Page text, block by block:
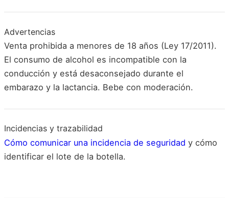
Advertencias
Venta prohibida a menores de 18 años (Ley 17/2011).
El consumo de alcohol es incompatible con la
conducción y está desaconsejado durante el
embarazo y la lactancia. Bebe con moderación.
Incidencias y trazabilidad
Cómo comunicar una incidencia de seguridad y cómo
identificar el lote de la botella.